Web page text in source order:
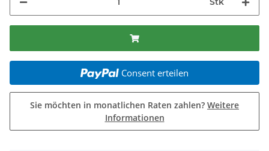
Consent erteilen
Sie möchten in monatlichen Raten zahlen? Weitere
Informationen